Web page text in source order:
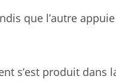
que l’autre
s’est produit dans